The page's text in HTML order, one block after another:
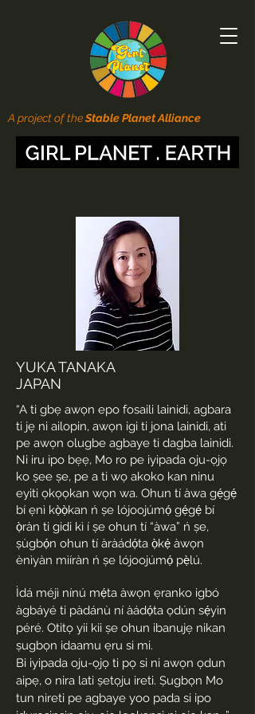
A project of theStable Planet Alliance
YUKA TANAKA
JAPAN
“A ti gbẹ awọn epo fosaili lainidi, agbara
ti jẹ ni ailopin, awọn igi ti jona lainidi, ati
pe awọn olugbe agbaye ti dagba lainidi.
Ni iru ipo bẹẹ, Mo ro pe iyipada oju-ọjọ
ko ṣee ṣe, pe a ti wọ akoko kan ninu
eyiti ọkọọkan wọn wa. Ohun tí àwa gẹ́gẹ́
bí ẹnì kọ̀ọ̀kan ń ṣe lójoojúmọ́ gẹ́gẹ́ bí
ọ̀ràn ti gidi kì í ṣe ohun tí “àwa” ń ṣe,
ṣùgbọ́n ohun tí àràádọ́ta ọ̀kẹ́ àwọn
ènìyàn mìíràn ń ṣe lójoojúmọ́ pẹ̀lú.
Ìdá méjì nínú mẹ́ta àwọn ẹranko igbó
àgbáyé ti pàdánù ní àádọ́ta ọdún sẹ́yìn
péré. Otitọ yii kii ṣe ohun ibanujẹ nikan
ṣugbọn idaamu ẹru si mi.
Bi iyipada oju-ọjọ ti pọ si ni awọn ọdun
aipẹ, o nira lati ṣetọju ireti. Ṣugbọn Mo
tun nireti pe agbaye yoo pada si ipo